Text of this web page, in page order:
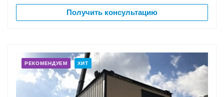
Получить консультацию
РЕКОМЕНДУЕМ ХИТ